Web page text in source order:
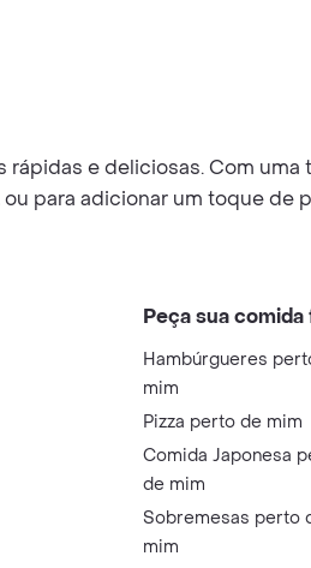
e deliciosas. Com uma
para adicionar um toque de
Peça sua
Hambúrgueres
mim
Pizza perto de mim
Comida Japonesa
de mim
Sobremesas perto
mim